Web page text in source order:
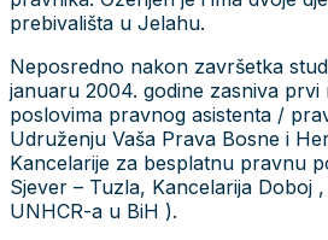
prebivališta u Jelahu.
Neposredno nakon završetka
januaru 2004. godine zasniva prvi
poslovima pravnog asistenta /
Udruženju Vaša Prava Bosne i
Kancelarije za besplatnu pravnu
Sjever – Tuzla, Kancelarija Doboj
UNHCR-a u BiH ).